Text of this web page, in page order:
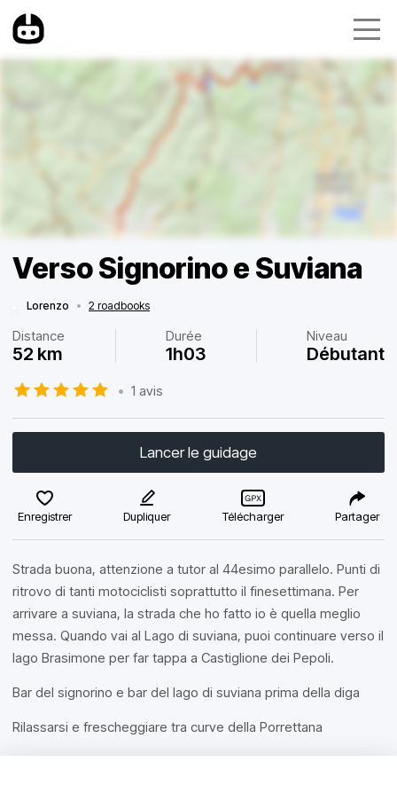
Verso Signorino e Suviana
Lorenzo • 2 roadbooks
Distance
52 km
Durée
1h03
Niveau
Débutant
• 1 avis
Lancer le guidage
Enregistrer Dupliquer Télécharger Partager
Strada buona, attenzione a tutor al 44esimo parallelo. Punti di
ritrovo di tanti motociclisti soprattutto il finesettimana. Per
arrivare a suviana, la strada che ho fatto io è quella meglio
messa. Quando vai al Lago di suviana, puoi continuare verso il
lago Brasimone per far tappa a Castiglione dei Pepoli.
Bar del signorino e bar del lago di suviana prima della diga
Rilassarsi e frescheggiare tra curve della Porrettana